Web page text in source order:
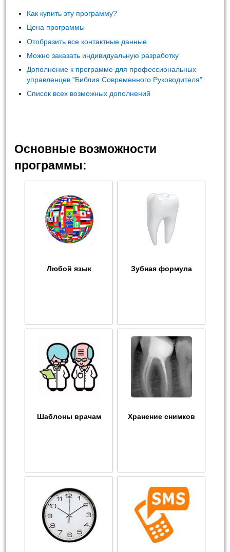
Как купить эту программу?
Цена программы
Отобразить все контактные данные
Можно заказать индивидуальную разработку
Дополнение к программе для профессиональных
управленцев "Библия Современного Руководителя"
Список всех возможных дополнений
Основные возможности
программы:
Любой язык Зубная формула
Шаблоны врачам Хранение снимков